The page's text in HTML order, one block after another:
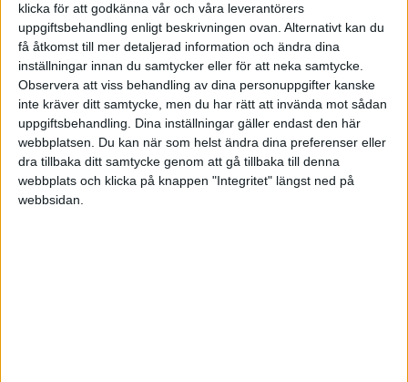
klicka för att godkänna vår och våra leverantörers
uppgiftsbehandling enligt beskrivningen ovan. Alternativt kan du
få åtkomst till mer detaljerad information och ändra dina
inställningar innan du samtycker eller för att neka samtycke.
Observera att viss behandling av dina personuppgifter kanske
inte kräver ditt samtycke, men du har rätt att invända mot sådan
uppgiftsbehandling. Dina inställningar gäller endast den här
webbplatsen. Du kan när som helst ändra dina preferenser eller
dra tillbaka ditt samtycke genom att gå tillbaka till denna
webbplats och klicka på knappen "Integritet" längst ned på
webbsidan.
Ny forskning utmanar den vanliga
föreställningen att mer disciplin
automatiskt leder till ökat
välbefinnande.
Mening – när arbetet blir en